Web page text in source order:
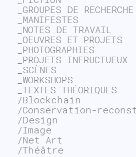
_GROUPES DE RECHERCHE
_MANIFESTES
_NOTES DE TRAVAIL
_OEUVRES ET PROJETS
_PHOTOGRAPHIES
_PROJETS INFRUCTUEUX
_SCÈNES
_WORKSHOPS
_TEXTES THÉORIQUES
/Blockchain
/Conservation-
/Design
/Image
/Net Art
/Théâtre